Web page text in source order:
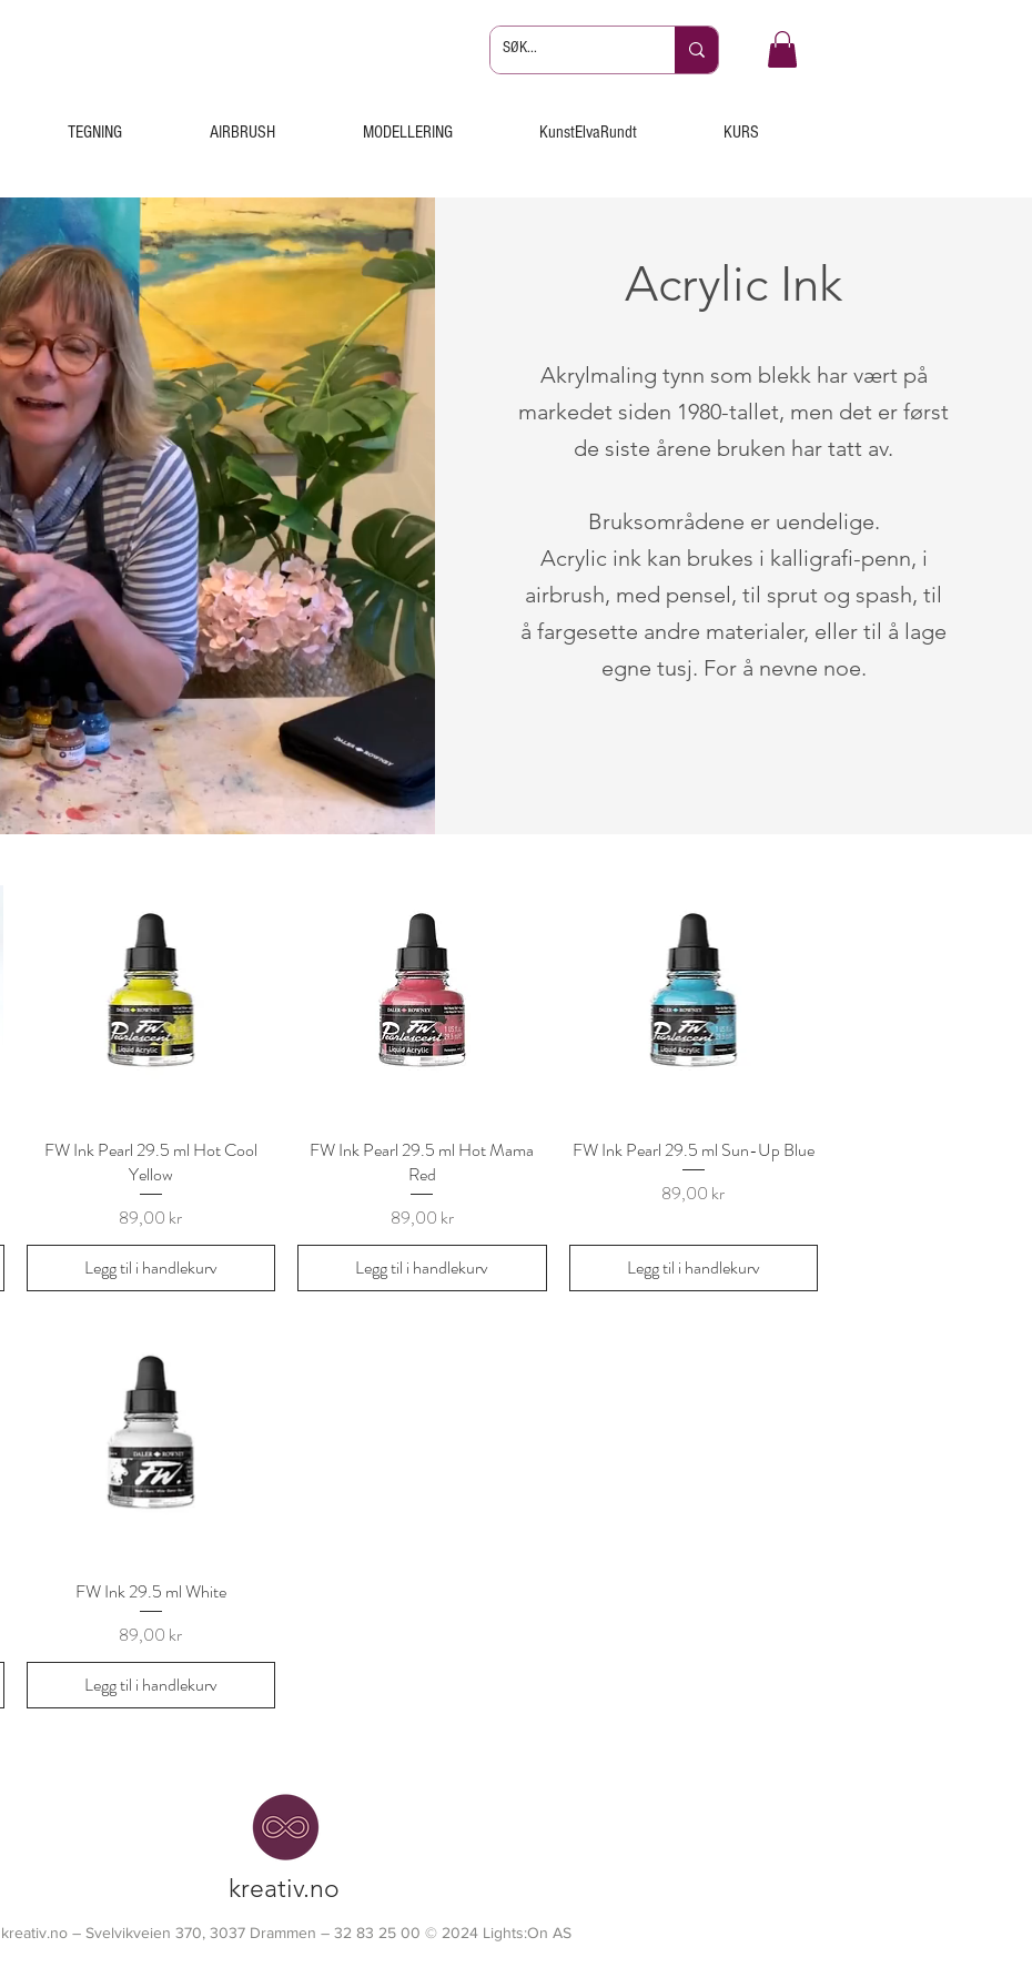
TEGNING AIRBRUSH MODELLERING KunstElvaRundt KURS
Acrylic Ink
Akrylmaling tynn som blekk har vært på
markedet siden 1980-tallet, men det er først
de siste årene bruken har tatt av.
Bruksområdene er uendelige.
Acrylic ink kan brukes i kalligrafi-penn, i
airbrush, med pensel,til sprut og spash, til
åfargesette andre materialer, eller til å lage
egne tusj. For å nevne noe.
Hurtigvisning
FW Ink Pearl 29.5 ml Hot Cool
Yellow
Pris
89,00 kr
Legg til i handlekurv
Hurtigvisning
FW Ink Pearl 29.5 ml Hot Mama
Red
Pris
89,00 kr
Legg til i handlekurv
Hurtigvisning
FW Ink Pearl 29.5 ml Sun-Up Blue
Pris
89,00 kr
Legg til i handlekurv
Hurtigvisning
FW Ink 29.5 ml White
Pris
89,00 kr
Legg til i handlekurv
kreativ.no
kreativ.no – Svelvikveien 370, 3037 Drammen – 32 83 25 00 © 2024 Lights:On AS